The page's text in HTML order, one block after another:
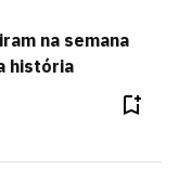
na semana
história